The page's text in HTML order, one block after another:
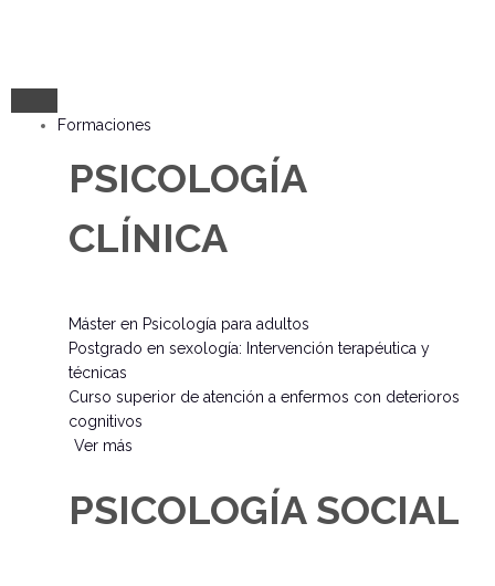
Formaciones
PSICOLOGÍA
CLÍNICA
Máster en Psicología para adultos
Postgrado en sexología: Intervención terapéutica y
técnicas
Curso superior de atención a enfermos con deterioros
cognitivos
Ver más
PSICOLOGÍA SOCIAL